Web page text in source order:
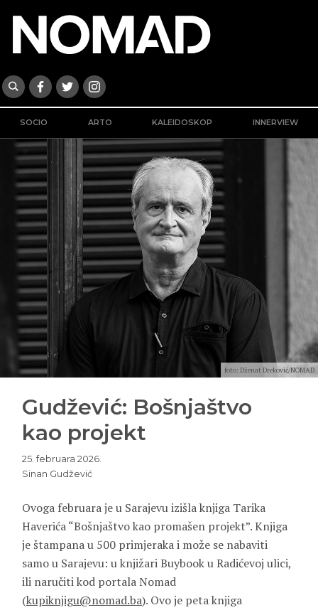
SOCIO ARTO KALEIDOSKOP INNERVIEW
foto: Dženat Dreković/NOMAD
Gudžević: Bošnjaštvo
kao projekt
25. februara 2026.
Sinan Gudžević
Ovoga februara je u Sarajevu izišla knjiga Tarika
Haverića“Bošnjaštvo kao promašen projekt”. Knjiga
je štampana u 500 primjeraka i može se nabaviti
samo u Sarajevu: u knjižari Buybook u Radićevoj ulici,
ili naručiti kod portala Nomad
(kupiknjigu@nomad.ba). Ovo je peta knjiga